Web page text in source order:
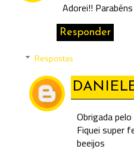
Adorei!!
Responder
Respostas
Obrigada
Fiquei super
beeijos